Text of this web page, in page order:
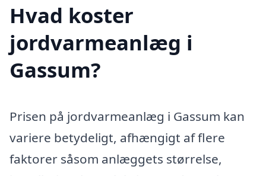
Hvad koster
jordvarmeanlæg i
Gassum?
Prisen på jordvarmeanlæg i Gassum kan
variere betydeligt, afhængigt af flere
faktorer såsom anlæggets størrelse,